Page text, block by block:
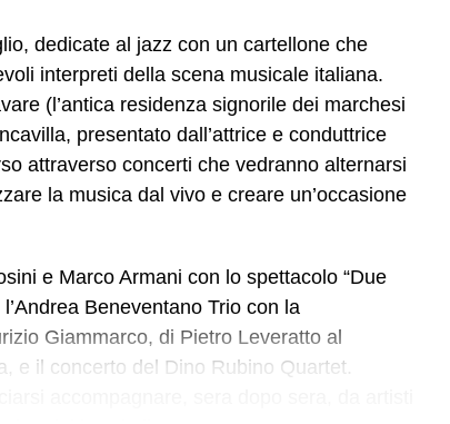
dedicate al jazz con un cartellone che
interpreti della scena musicale italiana.
(l’antica residenza signorile dei marchesi
presentato dall’attrice e conduttrice
attraverso concerti che vedranno alternarsi
la musica dal vivo e creare un’occasione
e Marco Armani con lo spettacolo “Due
Beneventano Trio con la
Giammarco, di Pietro Leveratto al
e il concerto del Dino Rubino Quartet.